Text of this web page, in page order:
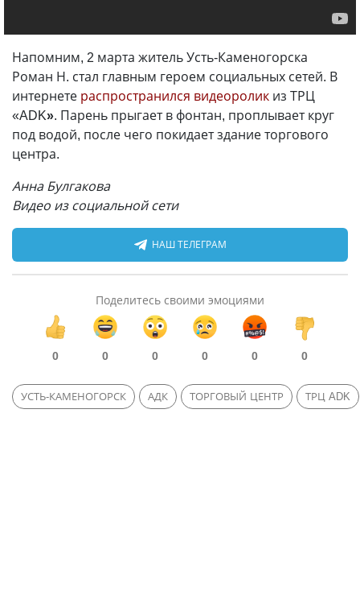
Напомним, 2 марта житель Усть-Каменогорска
Роман Н. стал главным героем социальных сетей. В
интернете распространился видеоролик из ТРЦ
«ADK». Парень прыгает в фонтан, проплывает круг
под водой, после чего покидает здание торгового
центра.
Анна Булгакова
Видео из социальной сети
НАШ ТЕЛЕГРАМ
Поделитесь своими эмоциями
0 0 0 0 0 0
УСТЬ-КАМЕНОГОРСК АДК ТОРГОВЫЙ ЦЕНТР ТРЦ ADK